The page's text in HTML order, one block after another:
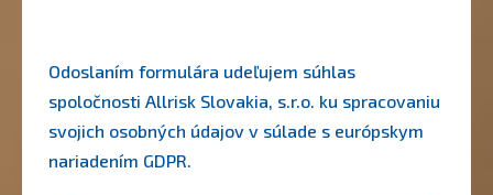
Odoslaním formulára udeľujem súhlas
spoločnosti Allrisk Slovakia, s.r.o. ku spracovaniu
svojich osobných údajov v súlade s európskym
nariadením GDPR.